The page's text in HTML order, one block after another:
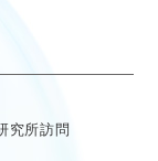
究所訪問